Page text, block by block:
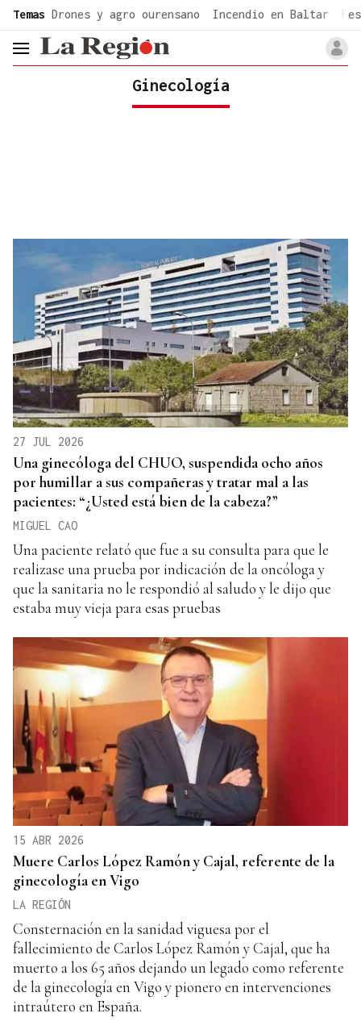
Temas Drones y agro ourensano Incendio en Baltar
header.menu.open
Ginecología
27 JUL 2026
Una ginecóloga del CHUO, suspendida ocho años
por humillar a sus compañeras y tratar mal a las
pacientes: “¿Usted está bien de la cabeza?”
MIGUEL CAO
Una paciente relató que fue a su consulta para que le
realizase una prueba por indicación de la oncóloga y
que la sanitaria no le respondió al saludo y le dijo que
estaba muy vieja para esas pruebas
15 ABR 2026
Muere Carlos López Ramón y Cajal, referente de la
ginecología en Vigo
LA REGIÓN
Consternación en la sanidad viguesa por el
fallecimiento de Carlos López Ramón y Cajal, que ha
muerto a los 65 años dejando un legado como referente
de la ginecología en Vigo y pionero en intervenciones
intraútero en España.